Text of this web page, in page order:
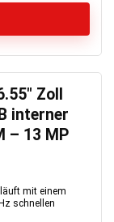
Zoll
interner
– 13 MP
mit einem
schnellen